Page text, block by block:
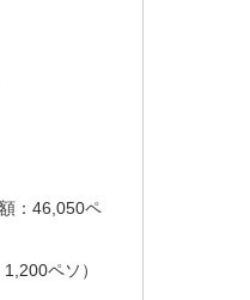
：46,050ペ
ペソ）